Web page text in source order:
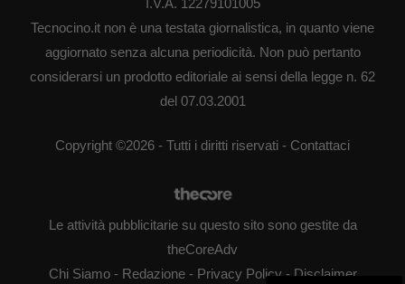
Tecnocino.it non è una testata giornalistica, in quanto viene
aggiornato senza alcuna periodicità. Non può pertanto
considerarsi un prodotto editoriale ai sensi della legge n. 62
del 07.03.2001
Copyright ©2026 - Tutti i diritti riservati - Contattaci
Le attività pubblicitarie su questo sito sono gestite da
theCoreAdv
Chi Siamo- Redazione- Privacy Policy- Disclaimer